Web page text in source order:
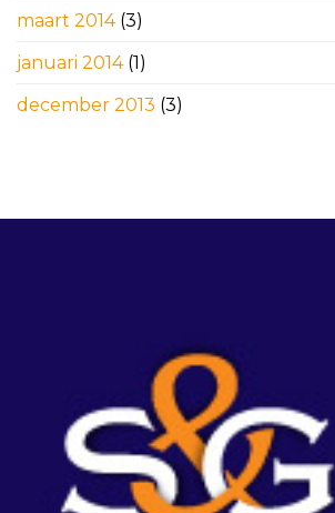
maart 2014(3)
januari 2014(1)
december 2013 (3)